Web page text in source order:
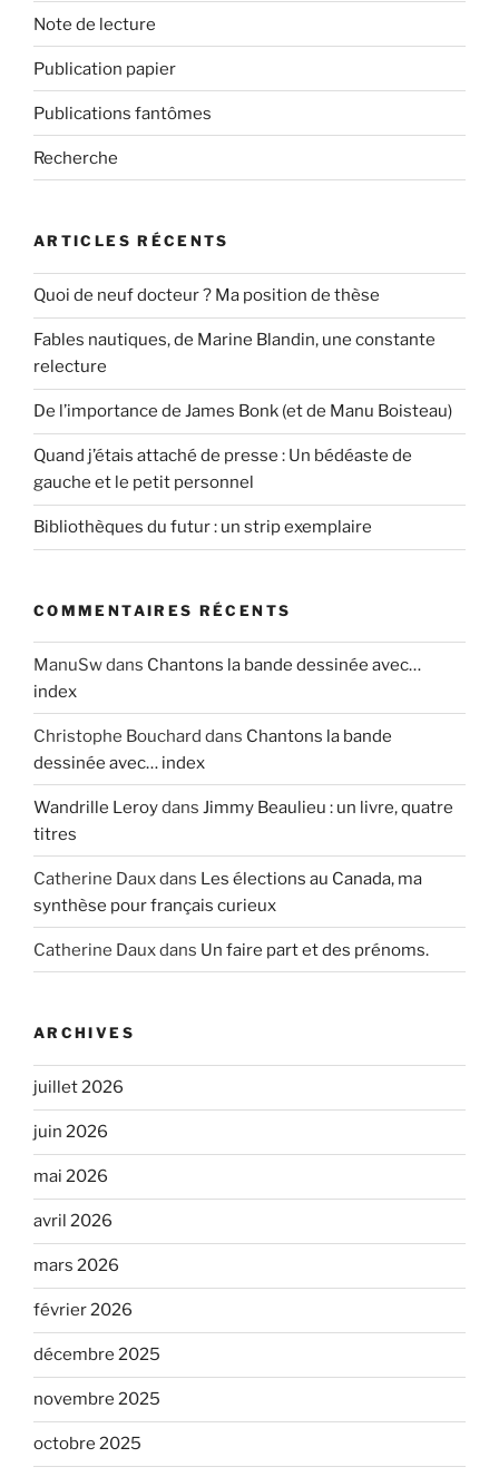
Note de lecture
Publication papier
Publications fantômes
Recherche
ARTICLES RÉCENTS
Quoi de neuf docteur ? Ma position de thèse
Fables nautiques, de Marine Blandin, une constante
relecture
De l’importance de James Bonk (et de Manu Boisteau)
Quand j’étais attaché de presse : Un bédéaste de
gauche et le petit personnel
Bibliothèques du futur : un strip exemplaire
COMMENTAIRES RÉCENTS
ManuSwdans Chantons la bande dessinée avec…
index
Christophe Bouchard dans Chantons la bande
dessinée avec… index
Wandrille Leroydans Jimmy Beaulieu : un livre, quatre
titres
Catherine Dauxdans Les élections au Canada, ma
synthèse pour français curieux
Catherine Dauxdans Un faire part et des prénoms.
ARCHIVES
juillet 2026
juin 2026
mai 2026
avril 2026
mars 2026
février 2026
décembre 2025
novembre 2025
octobre 2025